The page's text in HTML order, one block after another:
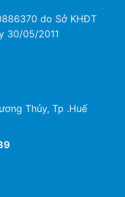
do Sở KHĐT
30/05/2011
Thủy, Tp .Huế